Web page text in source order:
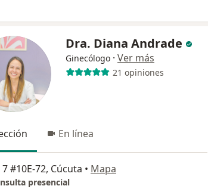
Dra. Diana Andrade
Ginecólogo · Ver más
21 opiniones
En línea
7 #10E-72, Cúcuta • Mapa
presencial